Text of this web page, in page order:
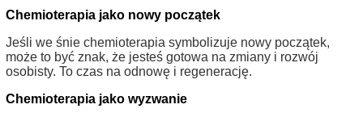
Chemioterapia jako nowy początek
Jeśli we śnie chemioterapia symbolizuje nowy początek,
może to być znak, że jesteś gotowa na zmiany i rozwój
osobisty. To czas na odnowę i regenerację.
Chemioterapia jako wyzwanie